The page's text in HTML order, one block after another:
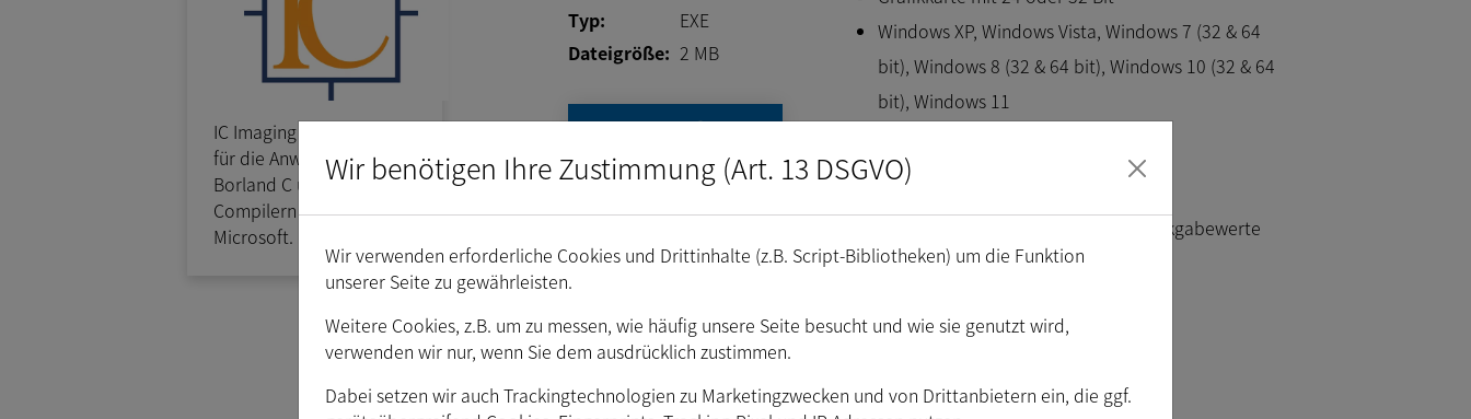
IC Imaging Control C DLL
für die Anwendung in
Borland C und C
Compilern außer
Microsoft.
Typ:
EXE
Dateigröße: 2 MB
Download
Windows XP, Windows Vista, Windows 7 (32 & 64
bit), Windows 8 (32 & 64 bit), Windows 10 (32 & 64
bit), Windows 11
Changelog
Alle Funktionen geben die korrekten Rückgabewerte
IC_SUCCESS,IC_ERROR usw. zurück.
Andere Versionen (3.4.0.51 … 3.3.0.5)
Wir benötigen Ihre Zustimmung (Art. 13 DSGVO)
Wir verwenden erforderliche Cookies und Drittinhalte (z.B. Script-Bibliotheken) um die Funktion
unserer Seite zu gewährleisten.
Weitere Cookies, z.B. um zu messen, wie häufig unsere Seite besucht und wie sie genutzt wird,
verwenden wir nur, wenn Sie dem ausdrücklich zustimmen.
Dabei setzen wir auch Trackingtechnologien zu Marketingzwecken und von Drittanbietern ein, die ggf.